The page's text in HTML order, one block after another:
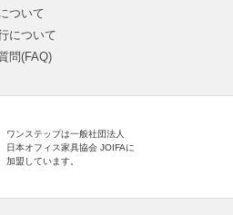
ついて
について
問(FAQ)
ワンステップは一般社団法人
日本オフィス家具協会 JOIFAに
加盟しています。